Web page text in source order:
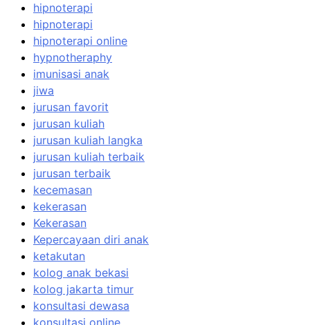
hipnoterapi
hipnoterapi
hipnoterapi online
hypnotheraphy
imunisasi anak
jiwa
jurusan favorit
jurusan kuliah
jurusan kuliah langka
jurusan kuliah terbaik
jurusan terbaik
kecemasan
kekerasan
Kekerasan
Kepercayaan diri anak
ketakutan
kolog anak bekasi
kolog jakarta timur
konsultasi dewasa